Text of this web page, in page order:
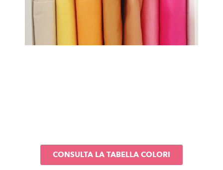
CONSULTA LA TABELLA COLORI